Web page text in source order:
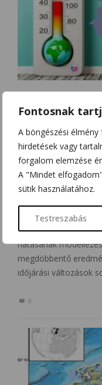
Fontosnak
A böngészési
hirdetések vagy
forgalom elemzése
A "Mindet
sütik használatához.
Testreszabás
DRASZTIKUS
KÖVETKEZŐ
A Szegedi
kutatási eredménye
döntő időjárási
Földtudományi
és a klímaváltozás
hatásának
megdöbbentő
időjárási változások
0